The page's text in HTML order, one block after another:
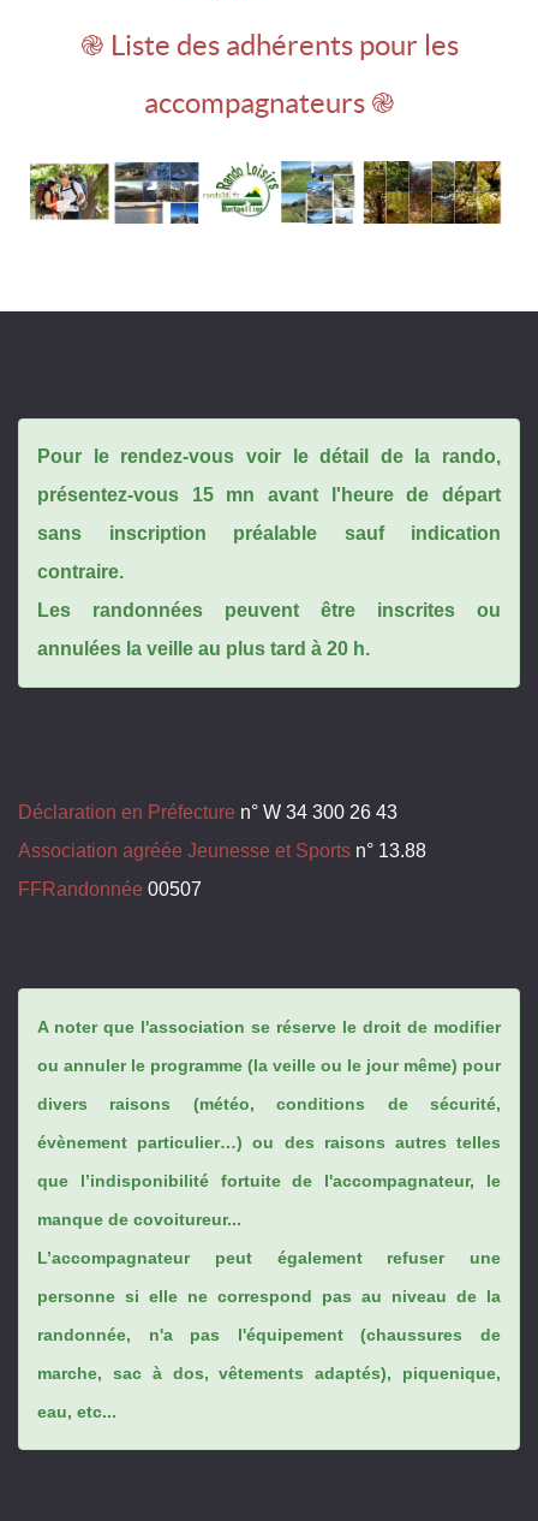
֎ Liste des adhérents pour les
accompagnateurs ֎
Pour le rendez-vous voir le détail de la rando,
présentez-vous 15 mn avant l'heure de départ
sans inscription préalable sauf indication
contraire.
Les randonnées peuvent être inscrites ou
annulées la veille au plus tard à 20 h.
Déclaration en Préfecture n° W 34 300 26 43
Association agréée Jeunesse et Sports n° 13.88
FFRandonnée 00507
A noter que l'association se réserve le droit de modifier
ou annuler le programme (la veille ou le jour même) pour
divers raisons (météo, conditions de sécurité,
évènement particulier…) ou des raisons autres telles
que l’indisponibilité fortuite de l'accompagnateur, le
manque de covoitureur...
L’accompagnateur peut également refuser une
personne si elle ne correspond pas au niveau de la
randonnée, n'a pas l'équipement (chaussures de
marche, sac à dos, vêtements adaptés), piquenique,
eau, etc...